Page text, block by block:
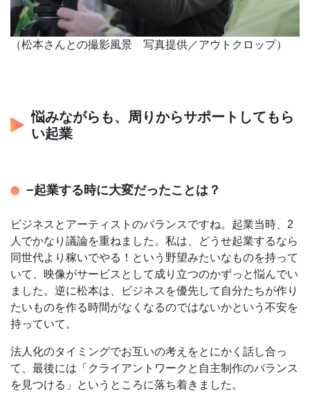
（松本さんとの撮影風景 写真提供／アウトクロップ）
悩みながらも、周りからサポートしてもら
い起業
−起業する時に大変だったことは？
ビジネスとアーティストのバランスですね。起業当時、2
人でかなり議論を重ねました。私は、どうせ起業するなら
同世代より稼いでやる！という野望みたいなものを持って
いて、映像がサービスとして成り立つのかずっと悩んでい
ました。逆に松本は、ビジネスを優先して自分たちが作り
たいものを作る時間がなくなるのではないかという不安を
持っていて。
法人化のタイミングでお互いの考えをとにかく話し合っ
て、最後には「クライアントワークと自主制作のバランス
を見つける」というところに落ち着きました。